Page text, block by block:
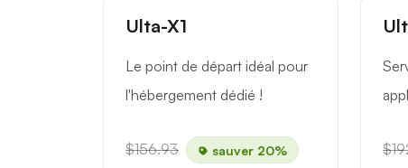
Ulta-X1
Le point de départ idéal pour
l'hébergement dédié !
$156.93 sauver 20%